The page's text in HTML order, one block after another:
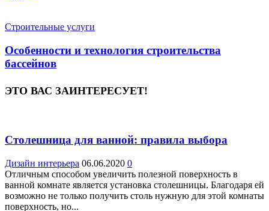
Строительные услуги
Особенности и технология строительства
бассейнов
ЭТО ВАС ЗАИНТЕРЕСУЕТ!
Столешница для ванной: правила выбора
Дизайн интерьера 06.06.2020 0
Отличным способом увеличить полезной поверхность в
ванной комнате является установка столешницы. Благодаря ей
возможно не только получить столь нужную для этой комнаты
поверхность, но...